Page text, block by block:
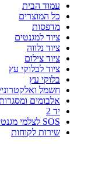
עמוד הבית
כל המוצרים
מדפסות
ציוד למגנטים
ציוד נלווה
ציוד צילום
ציוד לבלוקי עץ
בלוקי עץ
חשמל
אלבומים
יד 2
SOS לצלמי מגנטים
שירות לקוחות